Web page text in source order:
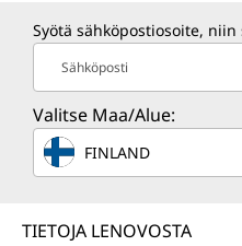
Syötä sähköpostiosoite,
Sähköposti
Valitse Maa/Alue:
FINLAND
TIETOJA LENOVOSTA